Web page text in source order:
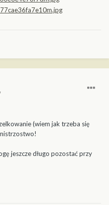
(wiem jak trzeba się
jeszcze długo pozostać przy